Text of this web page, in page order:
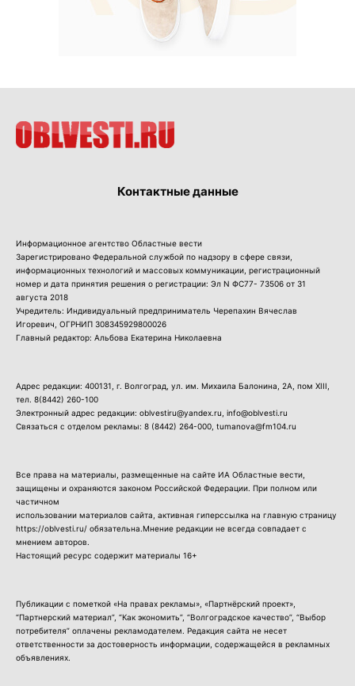
Контактные данные
Информационное агентство Областные вести
Зарегистрировано Федеральной службой по надзору в сфере связи,
информационных технологий и массовых коммуникации, регистрационный
номер и дата принятия решения о регистрации: Эл N ФС77- 73506 от 31
августа 2018
Учредитель: Индивидуальный предприниматель Черепахин Вячеслав
Игоревич, ОГРНИП 308345929800026
Главный редактор: Альбова Екатерина Николаевна
Адрес редакции: 400131, г. Волгоград, ул. им. Михаила Балонина, 2А, пом XIII,
тел. 8(8442) 260-100
Электронный адрес редакции: oblvestiru@yandex.ru, info@oblvesti.ru
Связаться с отделом рекламы: 8 (8442) 264-000 , tumanova@fm104.ru
Все права на материалы, размещенные на сайте ИА Областные вести,
защищены и охраняются законом Российской Федерации. При полном или
частичном
использовании материалов сайта, активная гиперссылка на главную страницу
https://oblvesti.ru/ обязательна.Мнение редакции не всегда совпадает с
мнением авторов.
Настоящий ресурс содержит материалы 16+
Публикации с пометкой «На правах рекламы», «Партнёрский проект»,
“Партнерский материал”, “Как экономить”, “Волгоградское качество”, “Выбор
потребителя” оплачены рекламодателем. Редакция сайта не несет
ответственности за достоверность информации, содержащейся в рекламных
объявлениях.